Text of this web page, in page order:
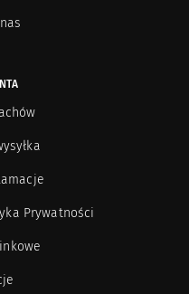
i wysyłka
i reklamacje
oraz Polityka Prywatności